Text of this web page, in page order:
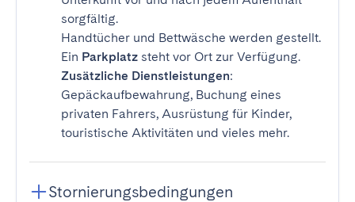
sorgfältig.
Handtücher und Bettwäsche werden gestellt.
Ein Parkplatz steht vor Ort zur Verfügung.
Zusätzliche Dienstleistungen:
Gepäckaufbewahrung, Buchung eines
privaten Fahrers, Ausrüstung für Kinder,
touristische Aktivitäten und vieles mehr.
Stornierungsbedingungen